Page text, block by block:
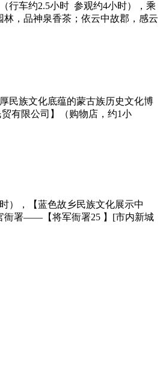
行车约2.5小时 参观约4小时），乘
，品神泉香茶；依云中故郡，感云
民族文化底蕴的蒙古族历史文化博
有限公司】（购物店，约1小
），【蓝色故乡民族文化展示中
衙署——【将军衙署25 】[市内新城